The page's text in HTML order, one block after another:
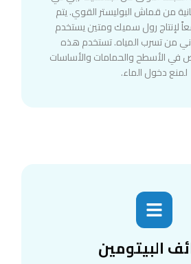
من قماش البوليستر القوي. يتم
لإنتاج رول سميك ومتين يستخدم
من تسرب المياه. تستخدم هذه
في الأسطح والحمامات والأساسات
لمنع دخول الماء.
البيتومين